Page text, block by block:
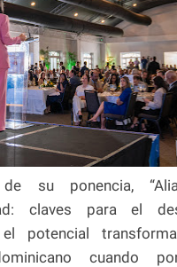
su ponencia,
claves para el
potencial
cuando